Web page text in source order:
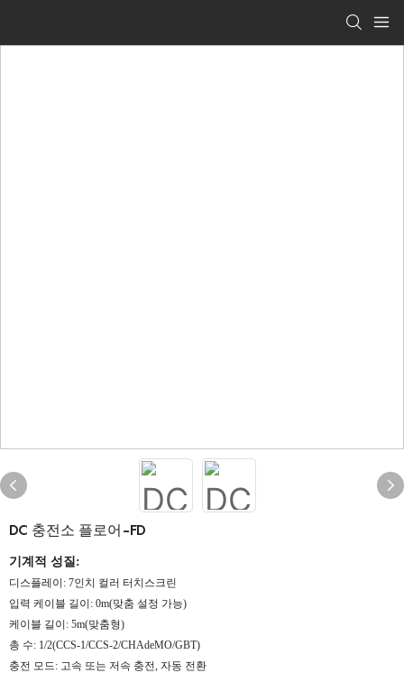
DC 충전소 플로어-FD
기계적 성질:
디스플레이: 7인치 컬러 터치스크린
입력 케이블 길이: 0m(맞춤 설정 가능)
케이블 길이: 5m(맞춤형)
총 수: 1/2(CCS-1/CCS-2/CHAdeMO/GBT)
충전 모드: 고속 또는 저속 충전, 자동 전환